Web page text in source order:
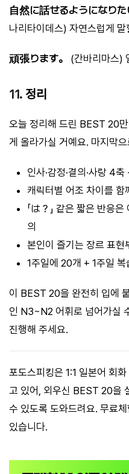
自然に話せるようになりた
나리타이데스) 자연스럽게
頑張ります。 (간바리마스)
11. 정리
오늘 정리해 드린 BEST 20
게 올라가실 거예요. 마지막
인사·감정·결의·사랑 4
캐릭터별 어조 차이를
「は？」 같은 짧은 반응
의
본인이 즐기는 장르 표현
1주일에 20개 + 1주일
이 BEST 20을 완전히 입에
인 N3~N2 어휘로 넘어가실
진행해 주세요.
포도스피킹은 1:1 일본어 회
고 있어, 외우신 BEST 20을
수 있도록 도와드려요. 무료
있습니다.